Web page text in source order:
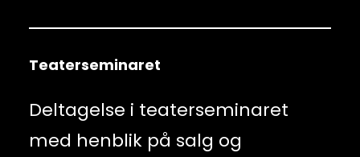
Teaterseminaret
Deltagelse i teaterseminaret
med henblik på salg og